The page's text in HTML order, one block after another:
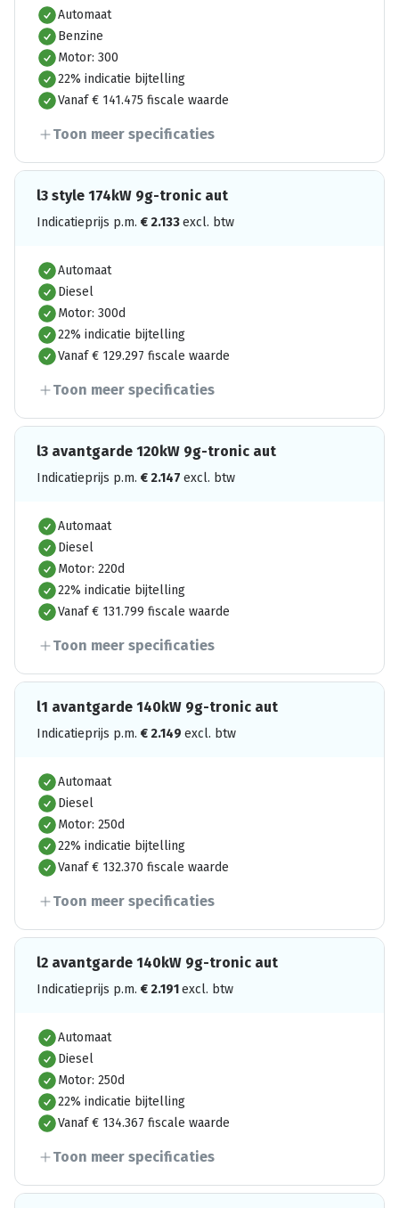
Automaat
Benzine
Motor: 300
22% indicatie bijtelling
Vanaf € 141.475 fiscale waarde
Toon meer specificaties
l3 style 174kW 9g-tronic aut
Indicatieprijs p.m. € 2.133excl. btw
Automaat
Diesel
Motor: 300d
22% indicatie bijtelling
Vanaf € 129.297 fiscale waarde
Toon meer specificaties
l3 avantgarde 120kW 9g-tronic aut
Indicatieprijs p.m. € 2.147 excl. btw
Automaat
Diesel
Motor: 220d
22% indicatie bijtelling
Vanaf € 131.799 fiscale waarde
Toon meer specificaties
l1 avantgarde 140kW 9g-tronic aut
Indicatieprijs p.m. € 2.149 excl. btw
Automaat
Diesel
Motor: 250d
22% indicatie bijtelling
Vanaf € 132.370 fiscale waarde
Toon meer specificaties
l2 avantgarde 140kW 9g-tronic aut
Indicatieprijs p.m. € 2.191excl. btw
Automaat
Diesel
Motor: 250d
22% indicatie bijtelling
Vanaf € 134.367 fiscale waarde
Toon meer specificaties